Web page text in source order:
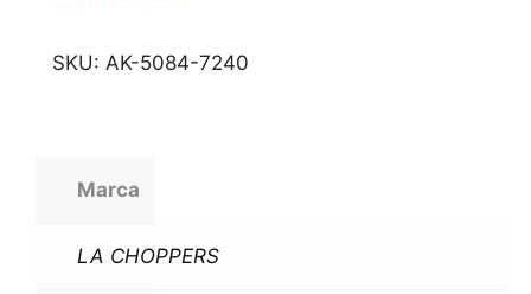
SKU: AK-5084-7240
Marca
LA CHOPPERS